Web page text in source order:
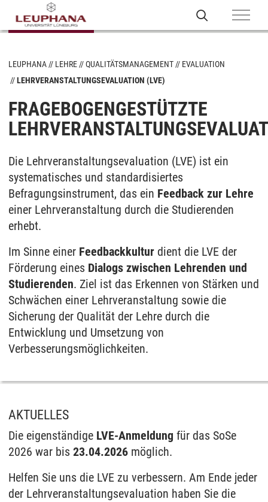
LEUPHANA LEHRE QUALITÄTSMANAGEMENT
EVALUATION
LEHRVERANSTALTUNGSEVALUATION (LVE)
FRAGEBOGENGESTÜTZTE
Die Lehrveranstaltungsevaluation (LVE) ist ein
systematisches und standardisiertes
Befragungsinstrument, das ein Feedback zur Lehre
einer Lehrveranstaltung durch die Studierenden
erhebt.
Im Sinne einer Feedbackkultur dient die LVE der
Förderung eines Dialogs zwischen Lehrenden und
Studierenden. Ziel ist das Erkennen von Stärken und
Schwächen einer Lehrveranstaltung sowie die
Sicherung der Qualität der Lehre durch die
Entwicklung und Umsetzung von
Verbesserungsmöglichkeiten.
AKTUELLES
Die eigenständige LVE-Anmeldung für das SoSe
2026 war bis 23.04.2026 möglich.
Helfen Sie uns die LVE zu verbessern. Am Ende jeder
der Lehrveranstaltungsevaluation haben Sie die